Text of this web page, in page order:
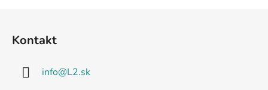
Kontakt
info@L2.sk